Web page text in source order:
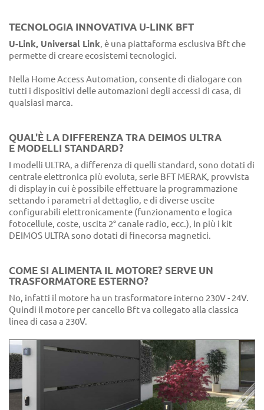
TECNOLOGIA INNOVATIVA U-LINK BFT
U-Link, Universal Link, è una piattaforma esclusiva Bft che
permette di creare ecosistemi tecnologici.
Nella Home Access Automation, consente di dialogare con
tutti i dispositivi delle automazioni degli accessi di casa, di
qualsiasi marca.
QUAL'È LA DIFFERENZA TRA DEIMOS ULTRA
E MODELLI STANDARD?
I modelli ULTRA, a differenza di quelli standard, sono dotati di
centrale elettronica più evoluta, serie BFT MERAK, provvista
di display in cui è possibile effettuare la programmazione
settando i parametri al dettaglio, e di diverse uscite
configurabili elettronicamente (funzionamento e logica
fotocellule, coste, uscita 2° canale radio, ecc.), In più i kit
DEIMOS ULTRA sono dotati di finecorsa magnetici.
COME SI ALIMENTA IL MOTORE? SERVE UN
TRASFORMATORE ESTERNO?
No, infatti il motore ha un trasformatore interno 230V - 24V.
Quindi il motore per cancello Bft va collegato alla classica
linea di casa a 230V.